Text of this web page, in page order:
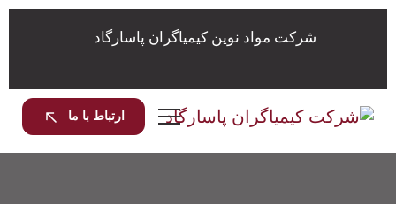
شرکت مواد نوین کیمیاگران پاسارگاد
ارتباط با ما